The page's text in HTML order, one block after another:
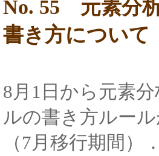
No. 55 元素分
書き方について
8月1日から元素
ルの書き方ルー
（7月移行期間）